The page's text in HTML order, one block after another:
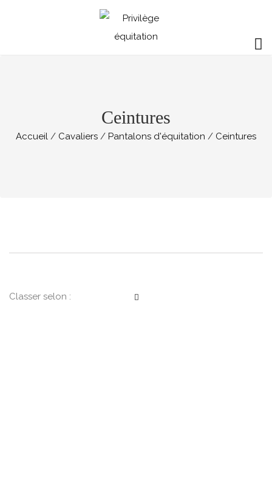
Ceintures
Accueil Cavaliers Pantalons d'équitation Ceintures
Classer selon :